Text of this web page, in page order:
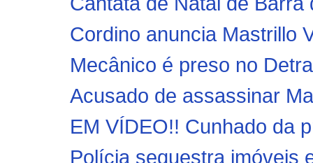
Cordino anuncia Mastrillo
Mecânico é preso no
Acusado de assassinar
EM VÍDEO!! Cunhado da
Polícia sequestra imóveis